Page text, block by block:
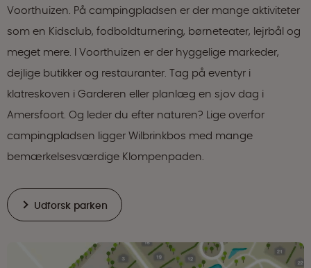
Voorthuizen. På campingpladsen er der mange aktiviteter
som en Kidsclub, fodboldturnering, børneteater, lejrbål og
meget mere. I Voorthuizen er der hyggelige markeder,
dejlige butikker og restauranter. Tag på eventyr i
klatreskoven i Garderen eller planlæg en sjov dag i
Amersfoort. Og leder du efter naturen? Lige overfor
campingpladsen ligger Wilbrinkbos med mange
bemærkelsesværdige Klompenpaden.
Udforsk parken